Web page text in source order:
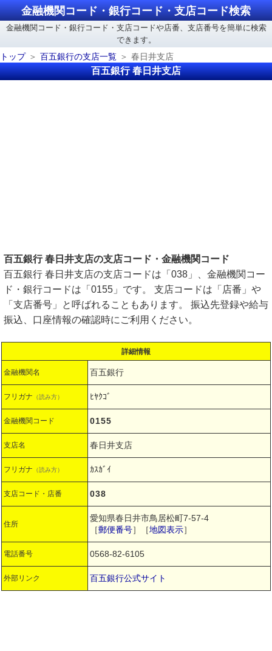
金融機関コード・銀行コード・支店コード検索
金融機関コード・銀行コード・支店コードや店番、支店番号を簡単に検索
できます。
トップ
百五銀行の支店一覧 春日井支店
百五銀行 春日井支店
百五銀行 春日井支店の支店コード・金融機関コード
百五銀行 春日井支店の支店コードは「038」、金融機関コー
ド・銀行コードは「0155」です。 支店コードは「店番」や
「支店番号」と呼ばれることもあります。 振込先登録や給与
振込、口座情報の確認時にご利用ください。
詳細情報
金融機関名 百五銀行
フリガナ （読み方） ﾋﾔｸｺﾞ
金融機関コード 0155
支店名 春日井支店
フリガナ （読み方） ｶｽｶﾞｲ
支店コード・店番 038
住所
愛知県春日井市鳥居松町7-57-4
［郵便番号］［地図表示］
電話番号 0568-82-6105
外部リンク 百五銀行公式サイト